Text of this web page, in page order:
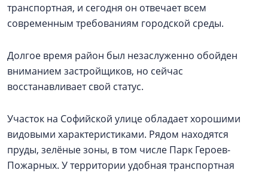
транспортная, и сегодня он отвечает всем
современным требованиям городской среды.
Долгое время район был незаслуженно обойден
вниманием застройщиков, но сейчас
восстанавливает свой статус.
Участок на Софийской улице обладает хорошими
видовыми характеристиками. Рядом находятся
пруды, зелёные зоны, в том числе Парк Героев-
Пожарных. У территории удобная транспортная